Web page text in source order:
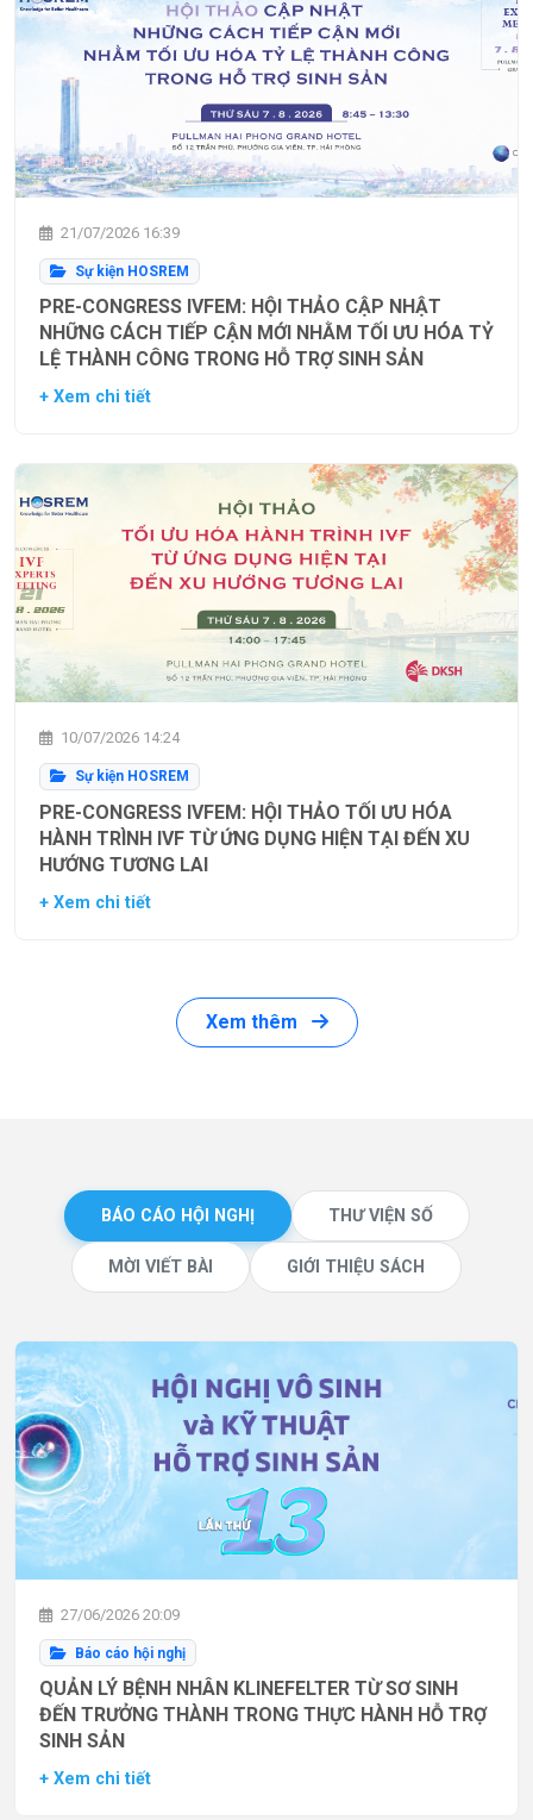
21/07/2026 16:39
Sự kiện HOSREM
PRE-CONGRESS IVFEM: HỘI THẢO CẬP NHẬT
NHỮNG CÁCH TIẾP CẬN MỚI NHẰM TỐI ƯU HÓA TỶ
LỆ THÀNH CÔNG TRONG HỖ TRỢ SINH SẢN
+ Xem chi tiết
10/07/2026 14:24
Sự kiện HOSREM
PRE-CONGRESS IVFEM: HỘI THẢO TỐI ƯU HÓA
HÀNH TRÌNH IVF TỪ ỨNG DỤNG HIỆN TẠI ĐẾN XU
HƯỚNG TƯƠNG LAI
+ Xem chi tiết
Xem thêm
BÁO CÁO HỘI NGHỊ THƯ VIỆN SỐ
MỜI VIẾT BÀI GIỚI THIỆU SÁCH
27/06/2026 20:09
Báo cáo hội nghị
QUẢN LÝ BỆNH NHÂN KLINEFELTER TỪ SƠ SINH
ĐẾN TRƯỞNG THÀNH TRONG THỰC HÀNH HỖ TRỢ
SINH SẢN
+ Xem chi tiết